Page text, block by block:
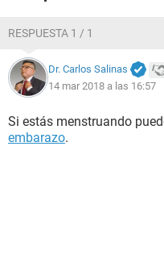
RESPUESTA 1 / 1
Dr. Carlos Salinas
14 mar 2018 a las 16:57
Si estás menstruando
embarazo.